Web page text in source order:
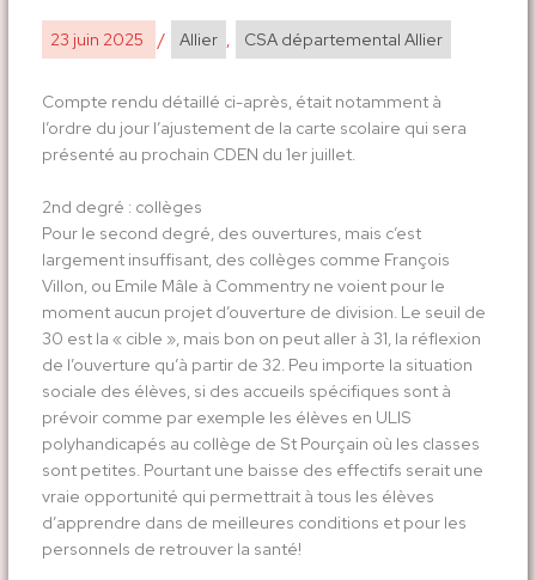
23 juin 2025 / Allier , CSA départemental Allier
Compte rendu détaillé ci-après, était notamment à
l’ordre du jour l’ajustement de la carte scolaire qui sera
présenté au prochain CDEN du 1er juillet.
2nd degré : collèges
Pour le second degré, des ouvertures, mais c’est
largement insuffisant, des collèges comme François
Villon, ou Emile Mâle à Commentry ne voient pour le
moment aucun projet d’ouverture de division. Le seuil de
30 est la « cible », mais bon on peut aller à 31, la réflexion
de l’ouverture qu’à partir de 32. Peu importe la situation
sociale des élèves, si des accueils spécifiques sont à
prévoir comme par exemple les élèves en ULIS
polyhandicapés au collège de St Pourçain où les classes
sont petites. Pourtant une baisse des effectifs serait une
vraie opportunité qui permettrait à tous les élèves
d’apprendre dans de meilleures conditions et pour les
personnels de retrouver la santé!